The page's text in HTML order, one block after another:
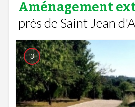
Aménagement
près de Saint Jean
3